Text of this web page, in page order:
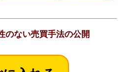
のない売買手法の公開